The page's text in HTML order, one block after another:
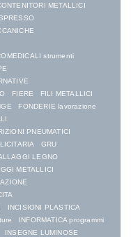
METALLICI
strumenti
FIERE
FILI METALLICI
FONDERIE lavorazione
PNEUMATICI
GRU
LEGNO
METALLICI
INCISIONI PLASTICA
INFORMATICA programmi
INSEGNE LUMINOSE